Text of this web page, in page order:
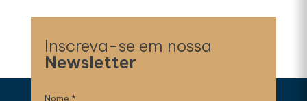
Inscreva-se em nossa
Newsletter